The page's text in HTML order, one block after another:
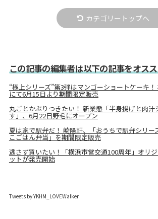
カテゴリートップへ
この記事の編集者は以下の記事をオス
“極上シリーズ”第3弾はマンゴーショートケーキ
にて6月15日より期間限定販売
丸ごとかぶりつきたい！ 新業態「半身揚げと肉汁
す」、6月22日野毛にオープン
夏は家で駅弁だ！ 崎陽軒、「おうちで駅弁シリー
こごはん弁当」を期間限定販売
逃さず買いたい！「横浜市営交通100周年」オリ
ットが発売開始
Tweets by YKHM_LOVEWalker